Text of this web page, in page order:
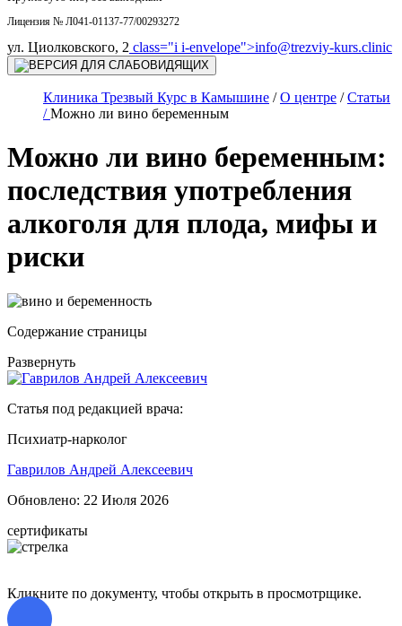
Лицензия № Л041-01137-77/00293272
ул. Циолковского, 2 class="i i-envelope">info@trezviy-kurs.clinic
Клиника Трезвый Курс в Камышине /О центре /Статьи
/Можно ли вино беременным
Можно ли вино беременным:
последствия употребления
алкоголя для плода, мифы и
риски
Содержание страницы
Развернуть
Статья под редакцией врача:
Психиатр-нарколог
Гаврилов Андрей Алексеевич
Обновлено: 22 Июля 2026
сертификаты
Кликните по документу, чтобы открыть в просмотрщике.